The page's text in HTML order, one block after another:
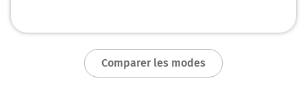
Au rond-point, prendre la 2ème sortie sur D992 et
Tourner à gauche sur D992 (Route de Lyon) et
continuer sur 280 mètres
Comparer les modes